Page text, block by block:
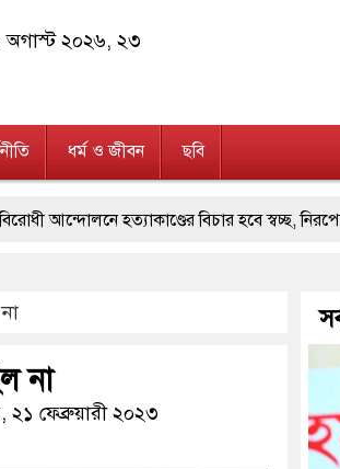
অগাস্ট ২০২৬, ২৩
ধর্ম ও জীবন ছবি
হত্যাকাণ্ডের বিচার হবে স্বচ্ছ, নিরপেক্ষ ও
জুলাই আন্দোলন সফল হয়েছে : প্রধানমন্ত্রী
দুইজনকে গ্রেফতার করেছে গুলশান থানা পুলিশ
প্রতীক বেগম খালেদা জিয়া : তথ্যমন্ত্রী যে
ও গুলিসহ আইনের সঙ্গে সংঘাতে জড়িত
না
ফেব্রুয়ারী ২০২৩